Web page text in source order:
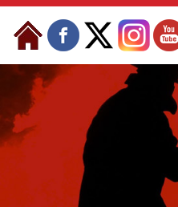
Μετάβαση στο περιεχόμενο